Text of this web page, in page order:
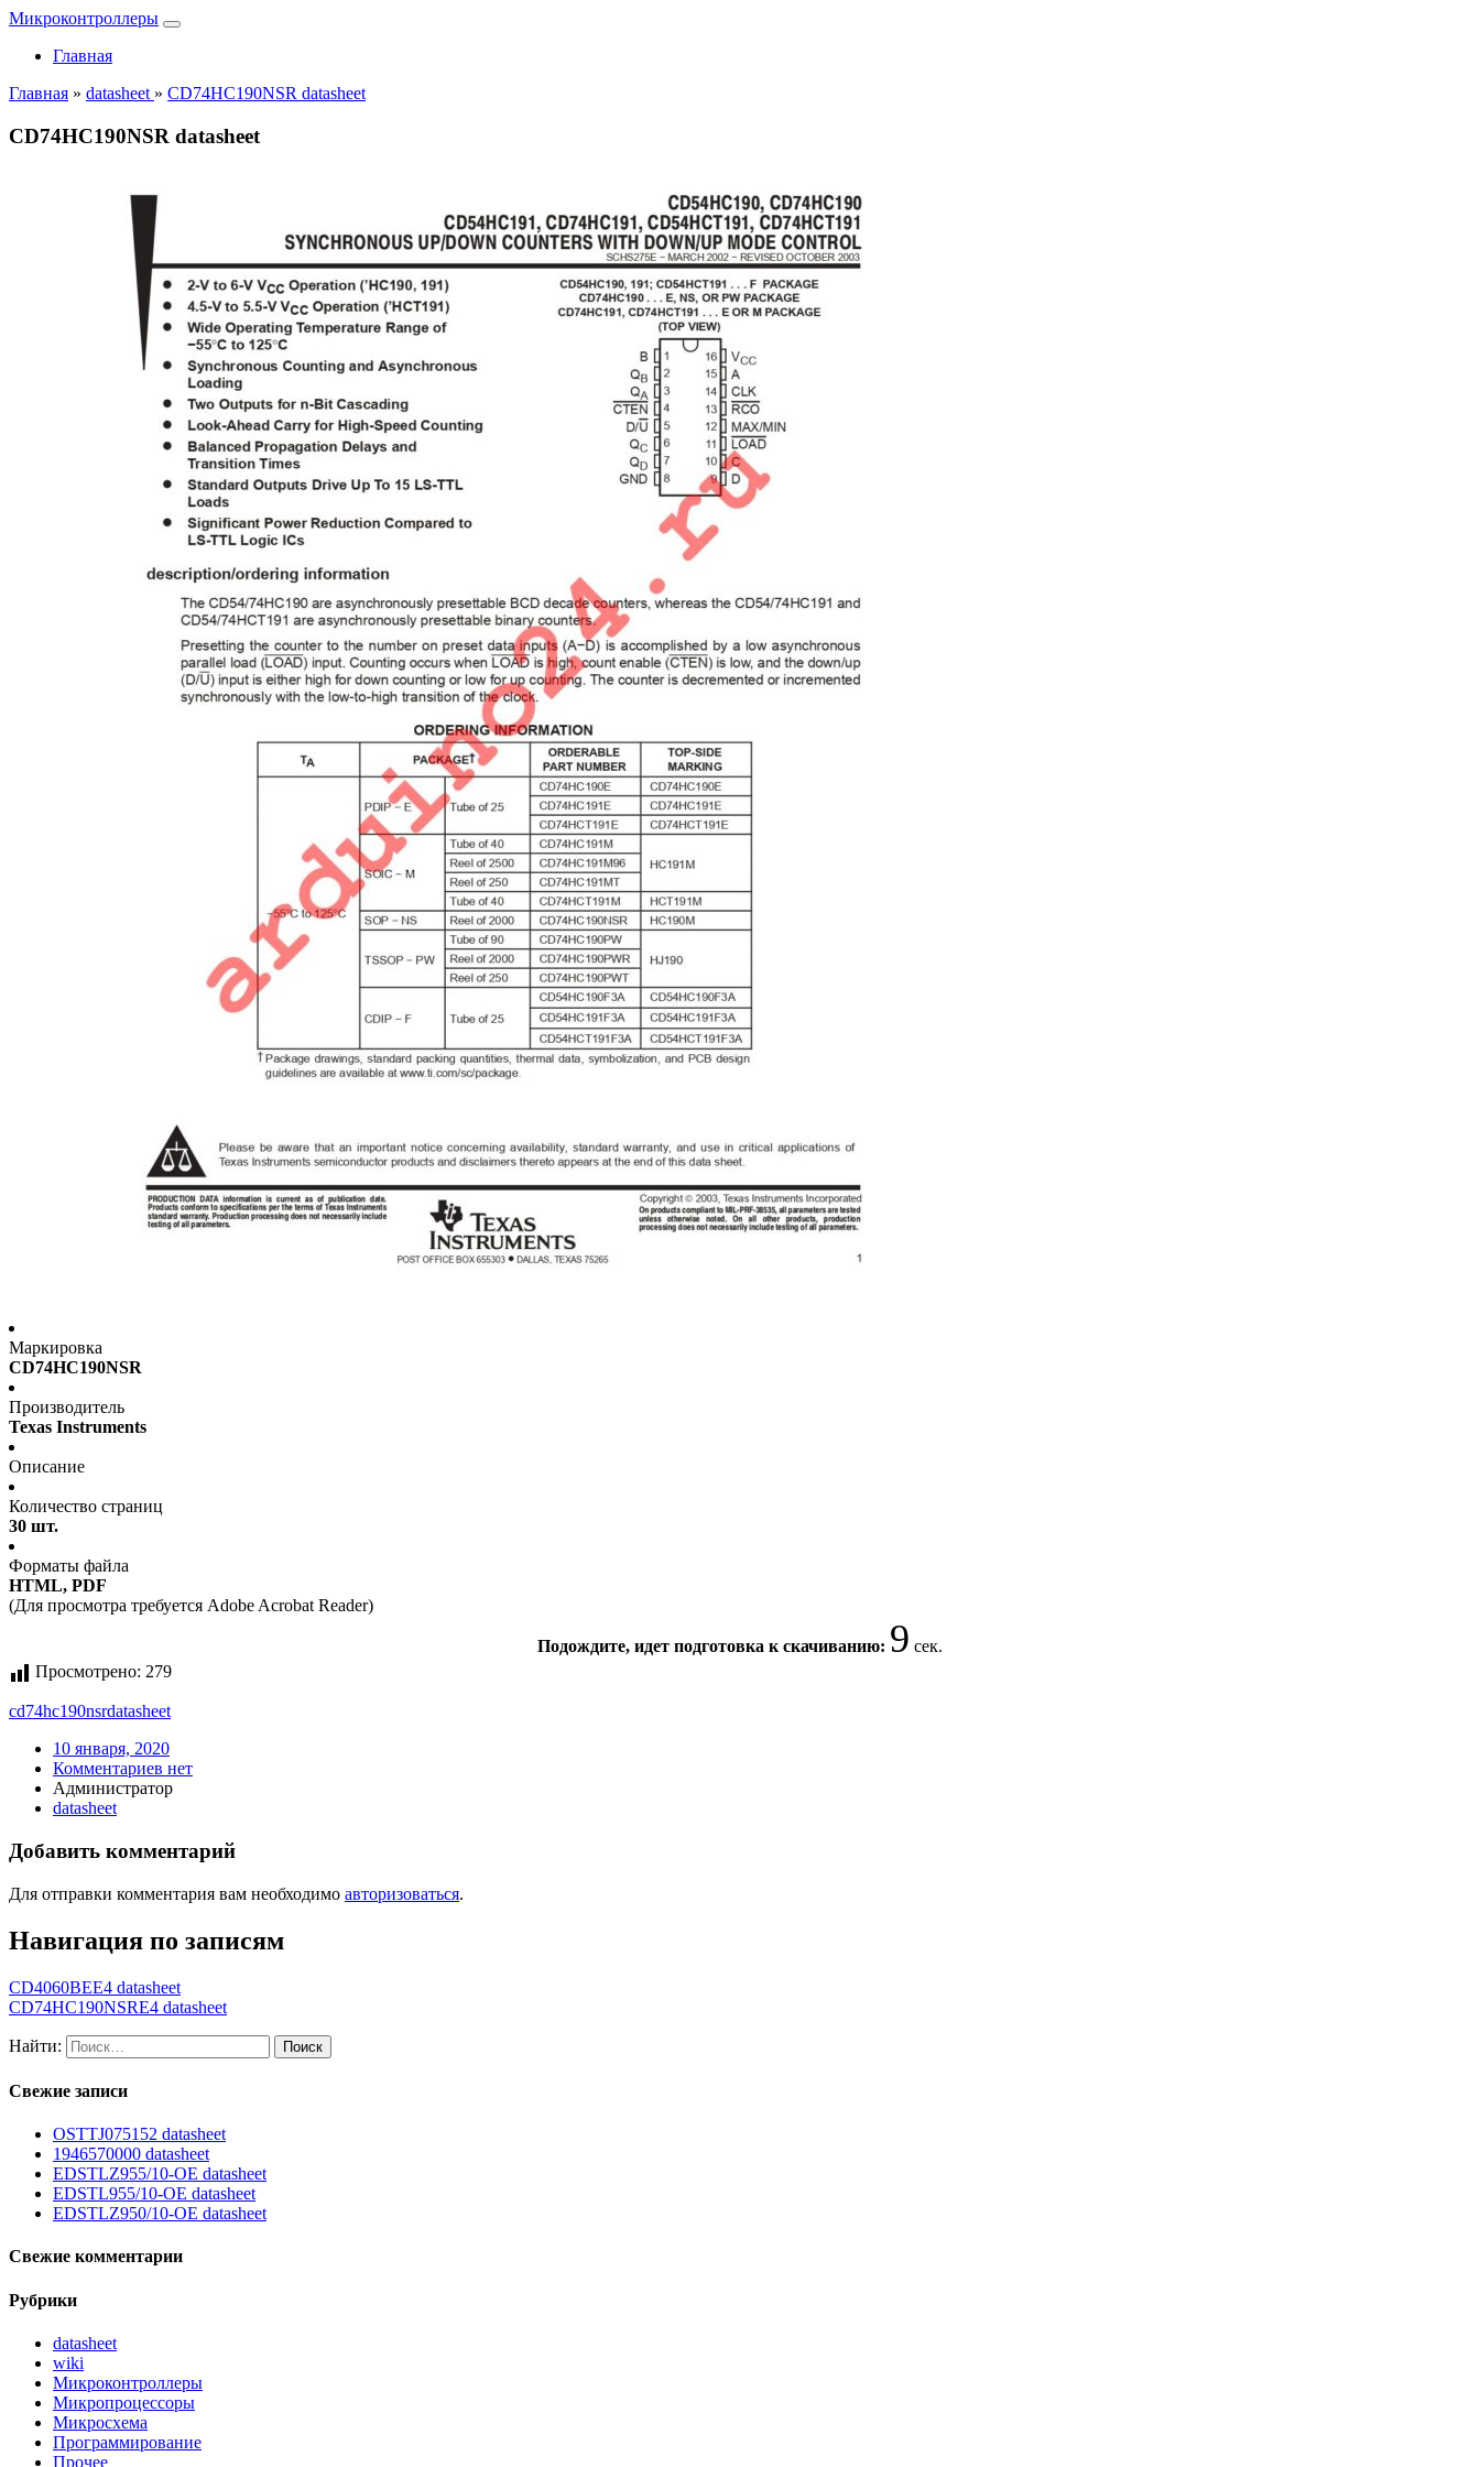
Микроконтроллеры
Главная
Главная » datasheet » CD74HC190NSR datasheet
CD74HC190NSR datasheet
Маркировка
CD74HC190NSR
Производитель
Texas Instruments
Описание
Количество страниц
30 шт.
Форматы файла
HTML, PDF
(Для просмотра требуется Adobe Acrobat Reader)
Подождите, идет подготовка к скачиванию: 8 сек.
Просмотрено: 279
cd74hc190nsrdatasheet
10 января, 2020
Комментариев нет
Администратор
datasheet
Добавить комментарий
Для отправки комментария вам необходимо авторизоваться.
Навигация по записям
CD4060BEE4 datasheet
CD74HC190NSRE4 datasheet
Найти:
Свежие записи
OSTTJ075152 datasheet
1946570000 datasheet
EDSTLZ955/10-OE datasheet
EDSTL955/10-OE datasheet
EDSTLZ950/10-OE datasheet
Свежие комментарии
Рубрики
datasheet
wiki
Микроконтроллеры
Микропроцессоры
Микросхема
Программирование
Прочее